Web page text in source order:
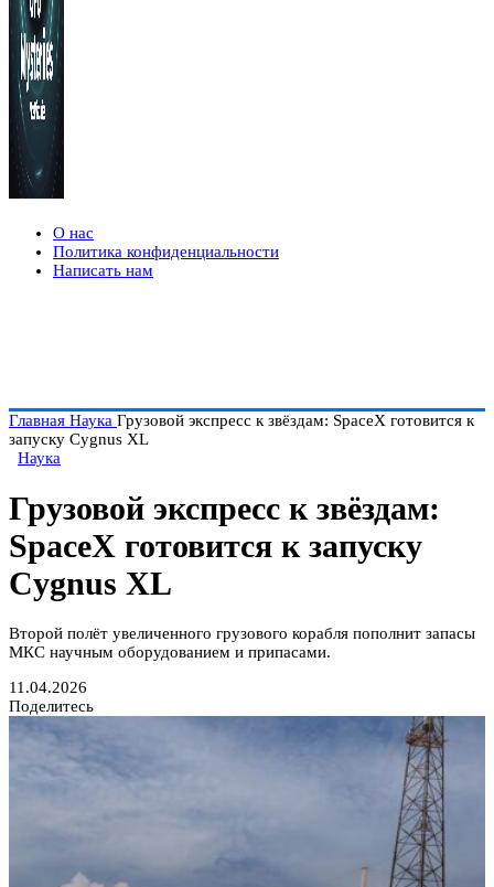
О нас
Политика конфиденциальности
Написать нам
Главная Наука Грузовой экспресс к звёздам: SpaceX готовится к
запуску Cygnus XL
Наука
Грузовой экспресс к звёздам:
SpaceX готовится к запуску
Cygnus XL
Второй полёт увеличенного грузового корабля пополнит запасы
МКС научным оборудованием и припасами.
11.04.2026
Поделитесь